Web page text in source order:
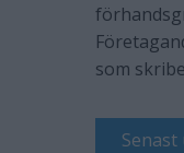
som